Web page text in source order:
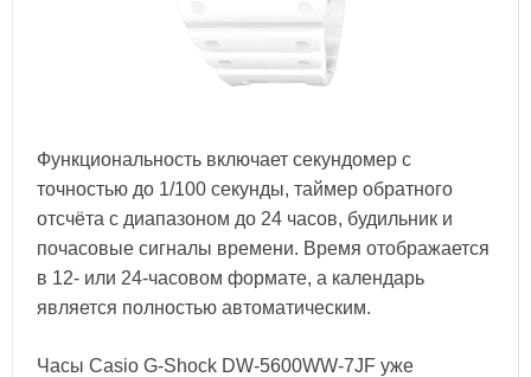
Функциональность включает секундомер с
точностью до 1/100 секунды, таймер обратного
отсчёта с диапазоном до 24 часов, будильник и
почасовые сигналы времени. Время отображается
в 12- или 24-часовом формате, а календарь
является полностью автоматическим.
Часы Casio G-Shock DW-5600WW-7JF уже